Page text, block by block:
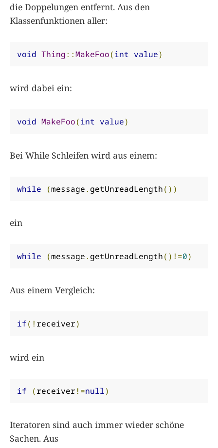
die Doppelungen entfernt. Aus den
Klassenfunktionen aller:
void Thing::MakeFoo(int value)
wird dabei ein:
void MakeFoo(int value)
Bei While Schleifen wird aus einem:
while (message. getUnreadLength())
ein
while (message. getUnreadLength()!=0)
Aus einem Vergleich:
if(! receiver)
wird ein
if (receiver!=null)
Iteratoren sind auch immer wieder schöne
Sachen. Aus